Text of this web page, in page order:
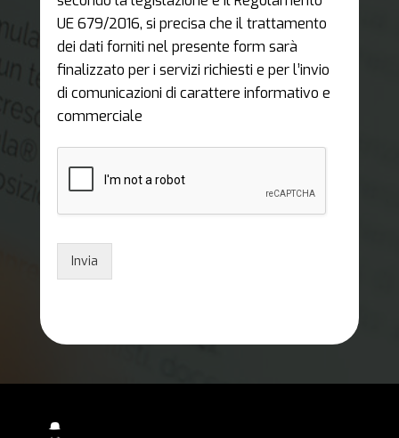
UE 679/2016, si precisa che il trattamento
dei dati forniti nel presente form sarà
finalizzato per i servizi richiesti e per l’invio
di comunicazioni di carattere informativo e
commerciale
Invia